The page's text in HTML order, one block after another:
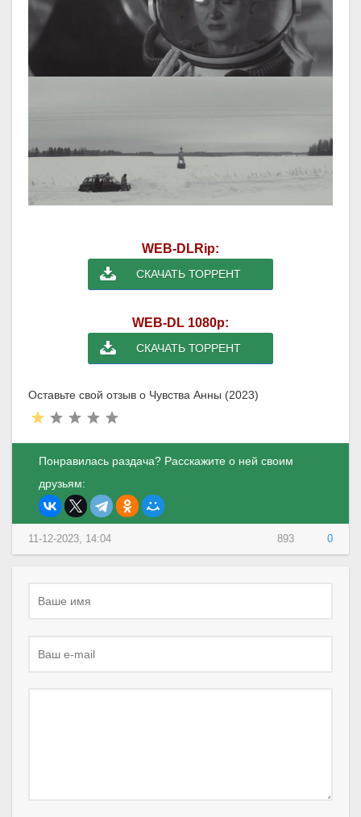
WEB-DLRip:
СКАЧАТЬ ТОРРЕНТ
WEB-DL 1080p:
СКАЧАТЬ ТОРРЕНТ
Оставьте свой отзыв о Чувства Анны (2023)
Понравилась раздача? Расскажите о ней своим
друзьям:
893 0
11-12-2023, 14:04